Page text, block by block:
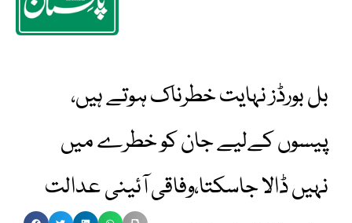
بل بورڈز نہایت خطرناک ہوتے ہیں،
پیسوں کےلیے جان کو خطرے میں
نہیں ڈالا جاسکتا،وفاقی آئینی عدالت